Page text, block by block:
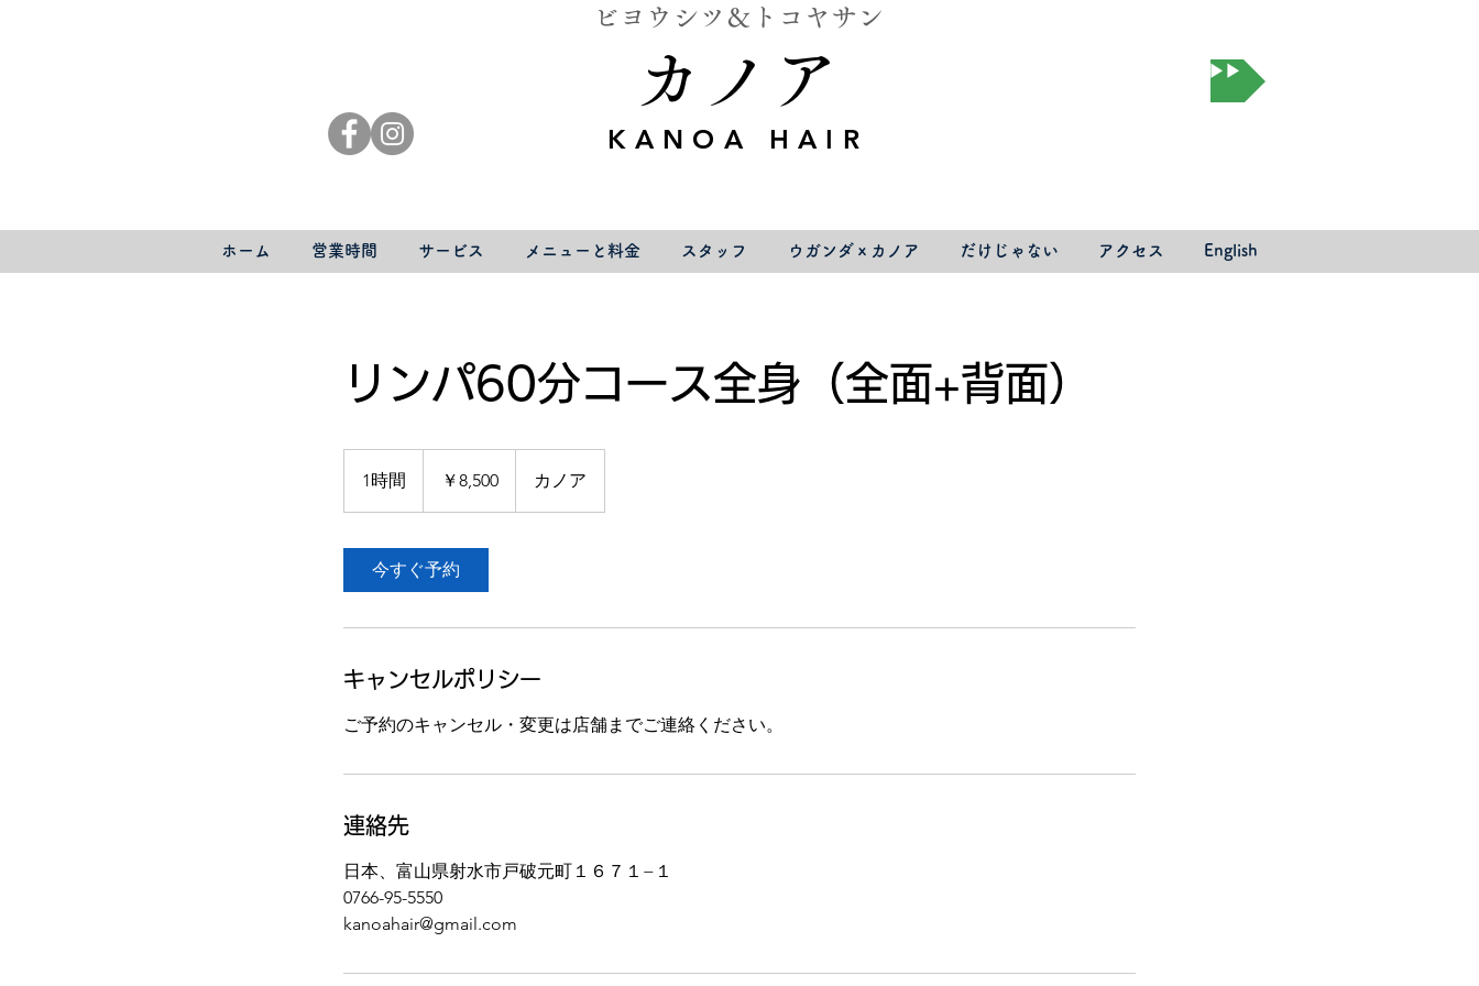
ビヨウシツ＆トコヤサン
カノア
KANOA HAIR
オンライン予約▶▶▶
ホーム 営業時間 サービス メニューと料金 スタッフ ウガンダｘカノア だけじゃない アクセス English
リンパ60分コース全身（全面+背面）
1時間
時
￥8,500 カノア
今すぐ予約
キャンセルポリシー
ご予約のキャンセル・変更は店舗までご連絡ください。
連絡先
日本、富山県射水市戸破元町１６７１−１
0766-95-5550
kanoahair@gmail.com